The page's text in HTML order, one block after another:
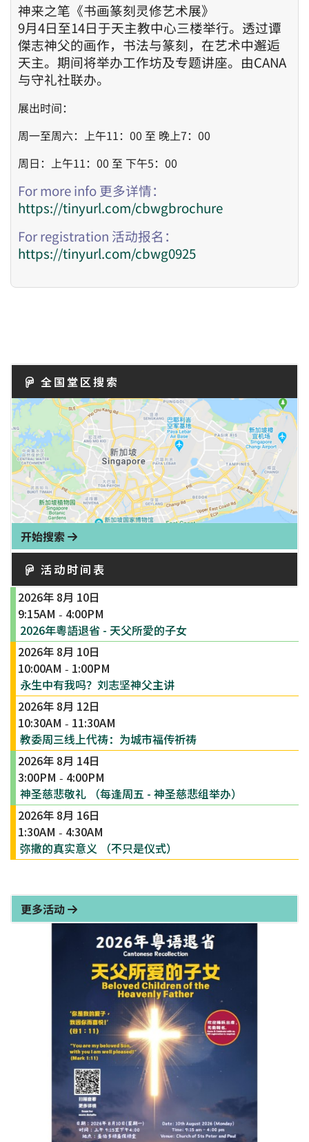
神来之笔《书画篆刻灵修艺术展》
9月4日至14日于天主教中心三楼举行。透过谭
傑志神父的画作，书法与篆刻，在艺术中邂逅
天主。期间将举办工作坊及专题讲座。由CANA
与守礼社联办。
展出时间：
周一至周六：上午11：00 至 晚上7：00
周日：上午11：00 至 下午5：00
For more info 更多详情：
https://tinyurl.com/cbwgbrochure
For registration 活动报名：
https://tinyurl.com/cbwg0925
全国堂区搜索
开始搜索
活动时间表
2026年 8月 10日
9:15AM - 4:00PM
2026年粵語退省 - 天父所愛的子女
2026年 8月 10日
10:00AM - 1:00PM
永生中有我吗？刘志坚神父主讲
2026年 8月 12日
10:30AM - 11:30AM
教委周三线上代祷：为城市福传祈祷
2026年 8月 14日
3:00PM - 4:00PM
神圣慈悲敬礼 （每逢周五 - 神圣慈悲组举办）
2026年 8月 16日
1:30AM - 4:30AM
弥撒的真实意义 （不只是仪式）
更多活动